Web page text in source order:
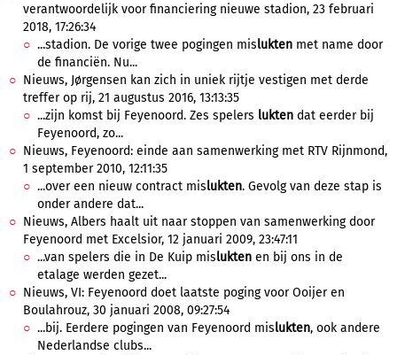
verantwoordelijk voor financiering nieuwe stadion, 23 februari
2018, 17:26:34
...stadion. De vorige twee pogingen mislukten met name door
de financiën. Nu...
Nieuws, Jørgensen kan zich in uniek rijtje vestigen met derde
treffer op rij, 21 augustus 2016, 13:13:35
...zijn komst bij Feyenoord. Zes spelers lukten dat eerder bij
Feyenoord, zo...
Nieuws, Feyenoord: einde aan samenwerking met RTV Rijnmond,
1 september 2010, 12:11:35
...over een nieuw contract mislukten. Gevolg van deze stap is
onder andere dat...
Nieuws, Albers haalt uit naar stoppen van samenwerking door
Feyenoord met Excelsior, 12 januari 2009, 23:47:11
...van spelers die in De Kuip mislukten en bij ons in de
etalage werden gezet...
Nieuws, VI: Feyenoord doet laatste poging voor Ooijer en
Boulahrouz, 30 januari 2008, 09:27:54
...bij. Eerdere pogingen van Feyenoord mislukten, ook andere
Nederlandse clubs...